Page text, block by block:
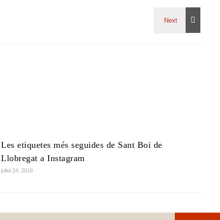
Les etiquetes més seguides de Sant Boi de
Llobregat a Instagram
juliol 24, 2018